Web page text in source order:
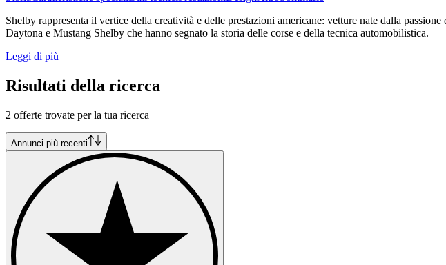
Shelby rappresenta il vertice della creatività e delle prestazioni americane: vetture nate dalla
Daytona e Mustang Shelby che hanno segnato la storia delle corse e della tecnica automobilistica.
Leggi di più
Risultati della ricerca
2 offerte trovate per la tua ricerca
Annunci più recenti